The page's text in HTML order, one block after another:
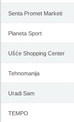
Senta Promet Marketi
Planeta Sport
Ušće Shopping Center
Tehnomanija
Uradi Sam
TEMPO